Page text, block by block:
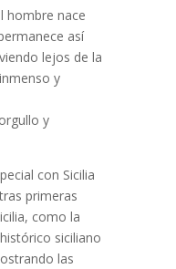
hombre nace
así
lejos de la
y
y
con Sicilia
primeras
como la
siciliano
las